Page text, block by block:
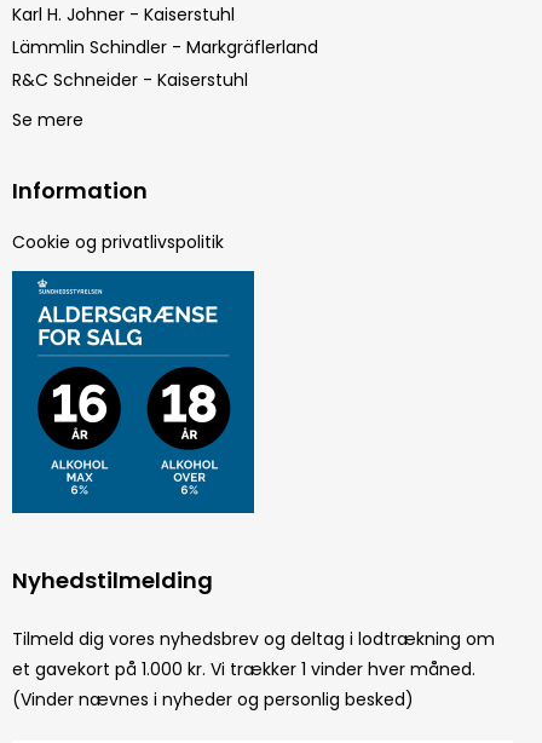
Karl H. Johner - Kaiserstuhl
Lämmlin Schindler - Markgräflerland
R&C Schneider - Kaiserstuhl
Se mere
Information
Cookie og privatlivspolitik
Nyhedstilmelding
Tilmeld dig vores nyhedsbrev og deltag i lodtrækning om
et gavekort på 1.000 kr. Vi trækker 1 vinder hver måned.
(Vinder nævnes i nyheder og personlig besked)